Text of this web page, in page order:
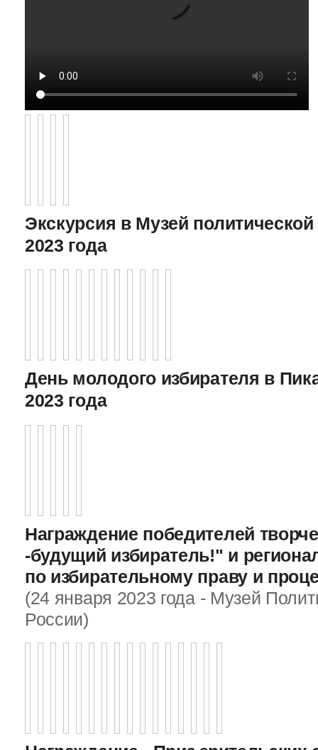
Экскурсия в Музей
2023 года
День молодого избирателя в
2023 года
Награждение победителей
-будущий избиратель!" и
по избирательному праву и
(24 января 2023 года - Музей
России)